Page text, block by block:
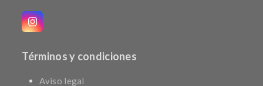
Instagram
Términos y condiciones
Aviso legal